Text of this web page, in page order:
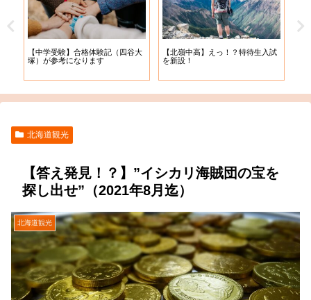
【中学受験】合格体験記（四谷大
塚）が参考になります
【北嶺中高】えっ！？特待生入試
を新設！
北海道観光
【答え発見！？】”イシカリ海賊団の宝を
探し出せ”（2021年8月迄）
北海道観光